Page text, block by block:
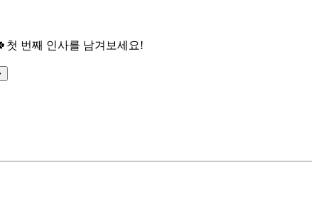
첫 번째 인사를 남겨보세요!